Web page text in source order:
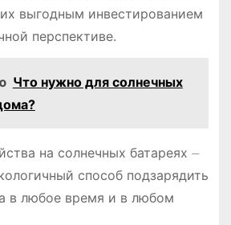
выгодным инвестированием
перспективе.
Что нужно для солнечных
на солнечных батареях ⏤
способ подзарядить
в любое время и в любом